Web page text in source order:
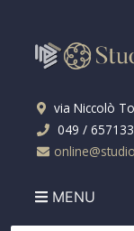
via Niccolò
049 /
MENU